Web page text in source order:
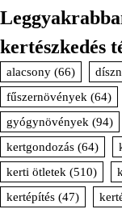
kertészkedés
alacsony (66)
fűszernövények (64)
gyógynövények (94)
kertgondozás (64)
kerti ötletek (510)
kertépítés (47)